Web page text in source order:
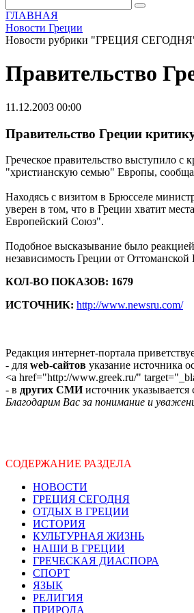
ГЛАВНАЯ
Новости Греции
Новости рубрики "ГРЕЦИЯ
Правительство
11.12.2003 00:00
Правительство Греции
Греческое правительство выступило
"христианскую семью" Европы,
Находясь с визитом в Брюсселе
уверен в том, что в Греции хватит
Европейский Союз".
Подобное высказывание было
независимость Греции от
КОЛ-ВО ПОКАЗОВ: 1679
ИСТОЧНИК: http://www.newsru.com/
Редакция интернет-портала
- для web-сайтов указание источника
<a href="http://www.greek.ru/"
- в других СМИисточник
Благодарим Вас за понимание и
СОДЕРЖАНИЕ РАЗДЕЛА
НОВОСТИ
ГРЕЦИЯ СЕГОДНЯ
ОТДЫХ В ГРЕЦИИ
ИСТОРИЯ
КУЛЬТУРНАЯ ЖИЗНЬ
НАШИ В ГРЕЦИИ
ГРЕЧЕСКАЯ ДИАСПОРА
СПОРТ
ЯЗЫК
РЕЛИГИЯ
ПРИРОДА